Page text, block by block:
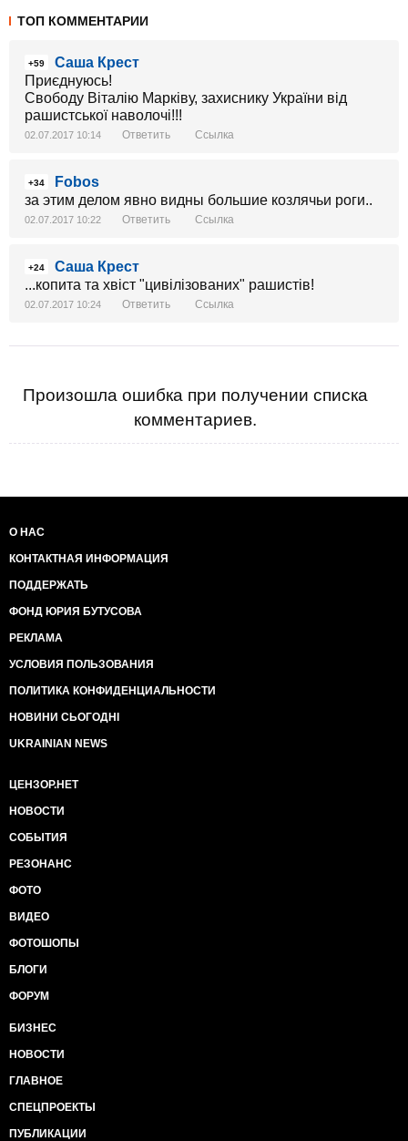
ТОП КОММЕНТАРИИ
+59
Саша Крест
Приєднуюсь!
Свободу Віталію Марківу, захиснику України від
рашистської наволочі!!!
02.07.2017 10:14 Ответить Ссылка
+34
Fobos
за этим делом явно видны большие козлячьи роги..
02.07.2017 10:22 Ответить Ссылка
+24
Саша Крест
...копита та хвіст "цивілізованих" рашистів!
02.07.2017 10:24 Ответить Ссылка
Произошла ошибка при получении списка
комментариев.
О НАС
КОНТАКТНАЯ ИНФОРМАЦИЯ
ПОДДЕРЖАТЬ
ФОНД ЮРИЯ БУТУСОВА
РЕКЛАМА
УСЛОВИЯ ПОЛЬЗОВАНИЯ
ПОЛИТИКА КОНФИДЕНЦИАЛЬНОСТИ
НОВИНИ СЬОГОДНІ
UKRAINIAN NEWS
ЦЕНЗОР.НЕТ
НОВОСТИ
СОБЫТИЯ
РЕЗОНАНС
ФОТО
ВИДЕО
ФОТОШОПЫ
БЛОГИ
ФОРУМ
БИЗНЕС
НОВОСТИ
ГЛАВНОЕ
СПЕЦПРОЕКТЫ
ПУБЛИКАЦИИ